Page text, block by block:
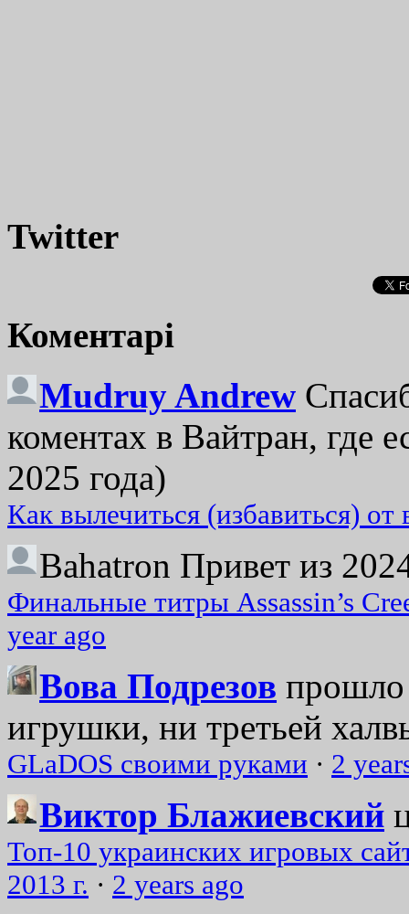
Twitter
Коментарі
Mudruy Andrew
коментах в Вайтран, где
2025 года)
Как вылечиться (избавиться)
Bahatron Привет из
Финальные титры Assassin’s
year ago
Вова Подрезов прошло
игрушки, ни третьей
GLaDOS своими руками · 2
Виктор Блажиевский
Топ-10 украинских игровых
2013 г. · 2 years ago